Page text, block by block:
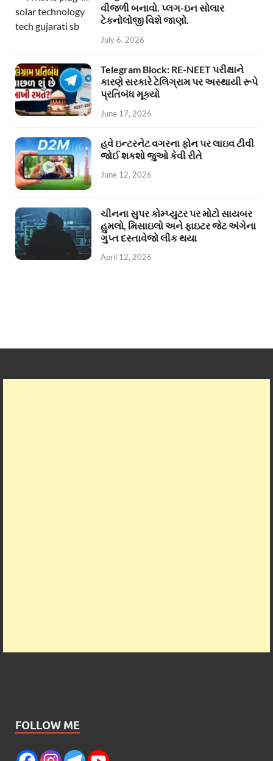
વીજળી બનાવો. પ્લગ-ઇન સોલાર
ટેકનોલોજી વિશે જાણો.
July 6, 2026
Telegram Block: RE-NEET પરીક્ષાને
કારણે સરકારે ટેલિગ્રામ પર અસ્થાયી રૂપે
પ્રતિબંધ મૂક્યો
June 17, 2026
હવે ઇન્ટરનેટ વગરના ફોન પર લાઇવ ટીવી
જોઈ શકશો જુઓ કેવી રીતે
June 12, 2026
ચીનના સુપર કોમ્પ્યુટર પર મોટો સાયબર
હુમલો, મિસાઇલો અને ફાઇટર જેટ અંગેના
ગુપ્ત દસ્તાવેજો લીક થયા
April 12, 2026
FOLLOW ME